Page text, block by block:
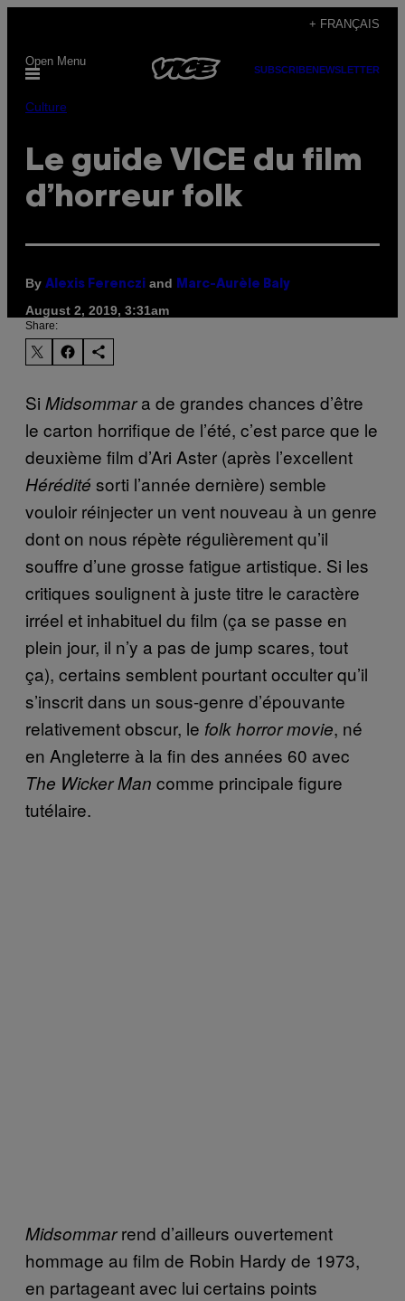
content
+ FRANÇAIS
Open Menu
SUBSCRIBENEWSLETTER
Culture
Le guide VICE du film
d’horreur folk
By Alexis Ferenczi and Marc-Aurèle Baly
August 2, 2019, 3:31am
Share:
Si Midsommara de grandes chances d’être
le carton horrifique de l’été, c’est parce que le
deuxième film d’Ari Aster (après l’excellent
Hérédité sorti l’année dernière) semble
vouloir réinjecter un vent nouveau à un genre
dont on nous répète régulièrement qu’il
souffre d’une grosse fatigue artistique. Si les
critiques soulignent à juste titre le caractère
irréel et inhabituel du film (ça se passe en
plein jour, il n’y a pas de jump scares, tout
ça), certains semblent pourtant occulter qu’il
s’inscrit dans un sous-genre d’épouvante
relativement obscur, le folk horror movie, né
en Angleterre à la fin des années 60 avec
The Wicker Man comme principale figure
tutélaire.
Midsommarrend d’ailleurs ouvertement
hommage au film de Robin Hardy de 1973,
en partageant avec lui certains points